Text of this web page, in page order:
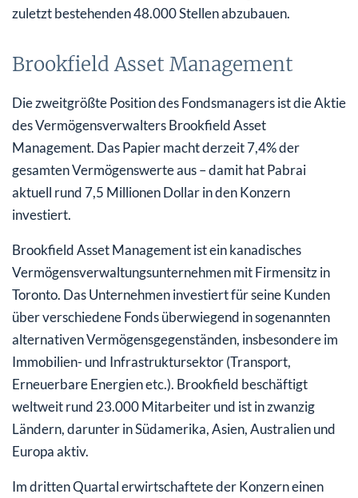
zuletzt bestehenden 48.000 Stellen abzubauen.
Brookfield Asset Management
Die zweitgrößte Position des Fondsmanagers ist die Aktie
des Vermögensverwalters Brookfield Asset
Management. Das Papier macht derzeit 7,4% der
gesamten Vermögenswerte aus – damit hat Pabrai
aktuell rund 7,5 Millionen Dollar in den Konzern
investiert.
Brookfield Asset Management ist ein kanadisches
Vermögensverwaltungsunternehmen mit Firmensitz in
Toronto. Das Unternehmen investiert für seine Kunden
über verschiedene Fonds überwiegend in sogenannten
alternativen Vermögensgegenständen, insbesondere im
Immobilien- und Infrastruktursektor (Transport,
Erneuerbare Energien etc.). Brookfield beschäftigt
weltweit rund 23.000 Mitarbeiter und ist in zwanzig
Ländern, darunter in Südamerika, Asien, Australien und
Europa aktiv.
Im dritten Quartal erwirtschaftete der Konzern einen